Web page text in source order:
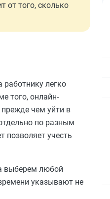
от того, сколько
работнику легко
того, онлайн-
прежде чем уйти в
по разным
позволяет учесть
выберем любой
указывают не